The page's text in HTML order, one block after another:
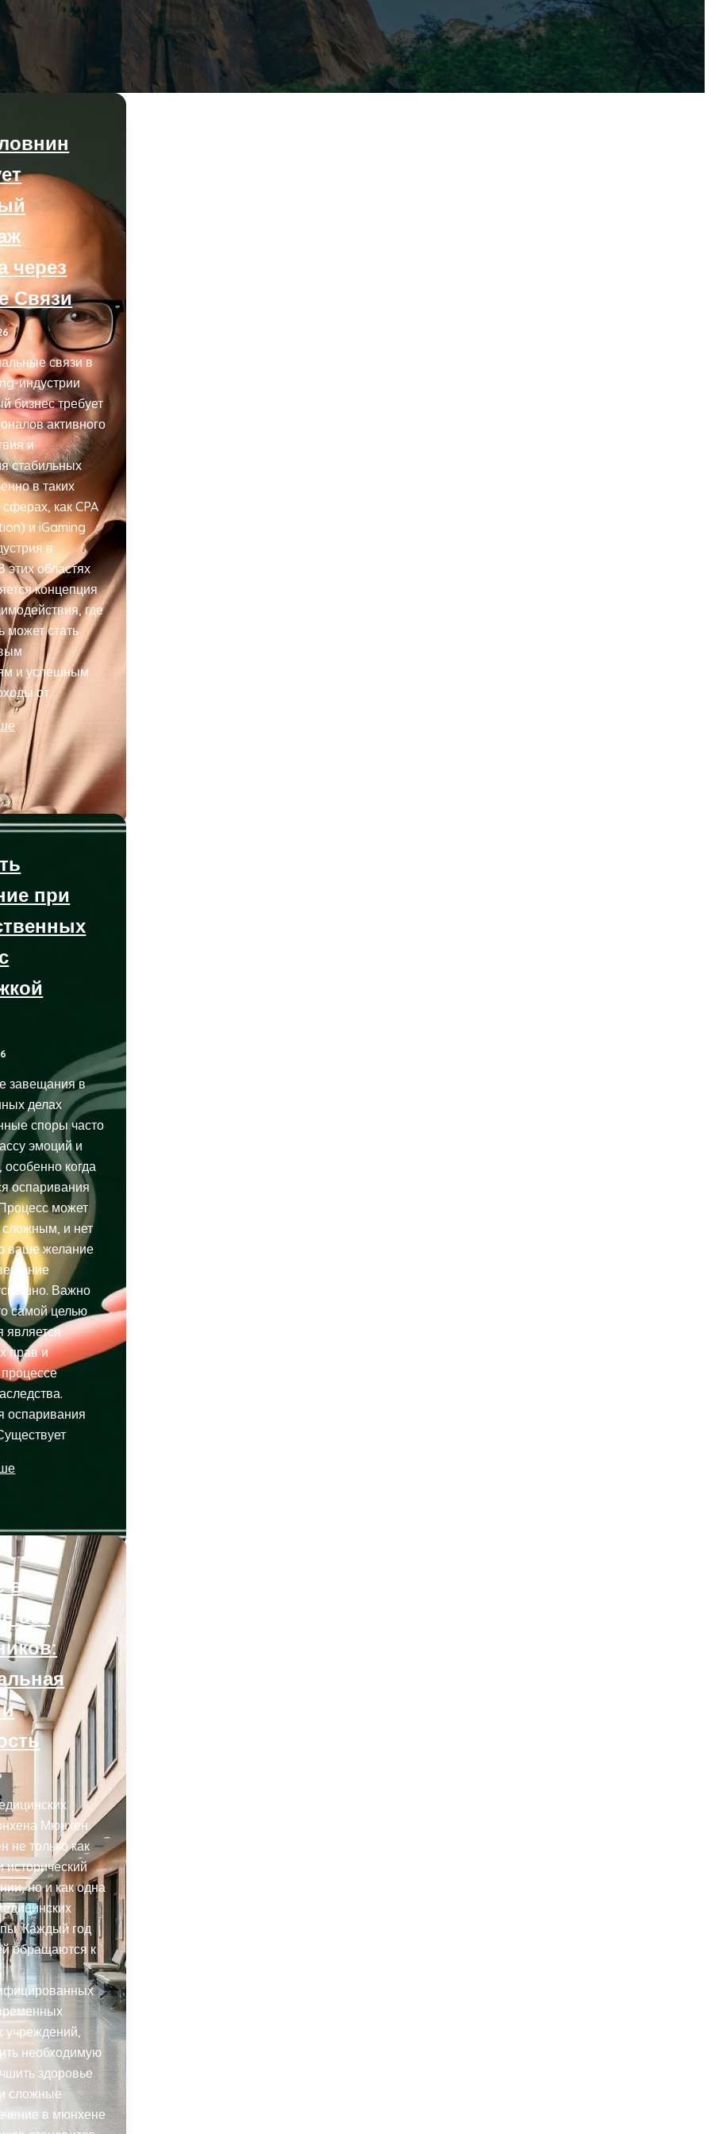
через
Связи
связи в
индустрии
бизнес требует
активного
и
стабильных
в таких
как CPA
и iGaming
в
этих областях
концепция
где
может стать
и успешным
от
при
завещания в
делах
споры часто
эмоций и
когда
оспаривания
может
сложным, и нет
ваше желание
Важно
самой целью
является
прав и
оспаривания
в
без
Мюнхен
не только как
исторический
но и как одна
Каждый год
обращаются к
учреждений,
необходимую
здоровье
сложные
в мюнхене